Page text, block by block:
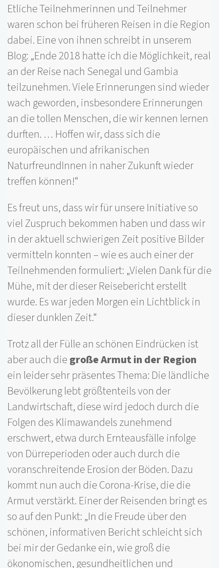
Etliche Teilnehmerinnen und Teilnehmer
waren schon bei früheren Reisen in die Region
dabei. Eine von ihnen schreibt in unserem
Blog: „Ende 2018 hatte ich die Möglichkeit, real
an der Reise nach Senegal und Gambia
teilzunehmen. Viele Erinnerungen sind wieder
wach geworden, insbesondere Erinnerungen
an die tollen Menschen, die wir kennen lernen
durften. … Hoffen wir, dass sich die
europäischen und afrikanischen
NaturfreundInnen in naher Zukunft wieder
treffen können!“
Es freut uns, dass wir für unsere Initiative so
viel Zuspruch bekommen haben und dass wir
in der aktuell schwierigen Zeit positive Bilder
vermitteln konnten – wie es auch einer der
Teilnehmenden formuliert: „Vielen Dank für die
Mühe, mit der dieser Reisebericht erstellt
wurde. Es war jeden Morgen ein Lichtblick in
dieser dunklen Zeit.“
Trotz all der Fülle an schönen Eindrücken ist
aber auch diegroße Armut in der Region
ein leider sehr präsentes Thema: Die ländliche
Bevölkerung lebt größtenteils von der
Landwirtschaft, diese wird jedoch durch die
Folgen des Klimawandels zunehmend
erschwert, etwa durch Ernteausfälle infolge
von Dürreperioden oder auch durch die
voranschreitende Erosion der Böden. Dazu
kommt nun auch die Corona-Krise, die die
Armut verstärkt. Einer der Reisenden bringt es
so auf den Punkt: „In die Freude über den
schönen, informativen Bericht schleicht sich
bei mir der Gedanke ein, wie groß die
ökonomischen, gesundheitlichen und